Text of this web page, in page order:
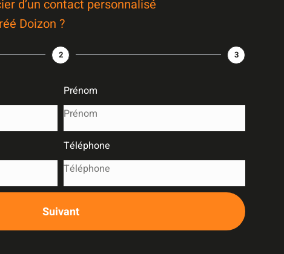
d’un contact personnalisé
Doizon ?
2 3
Prénom
Téléphone
Suivant